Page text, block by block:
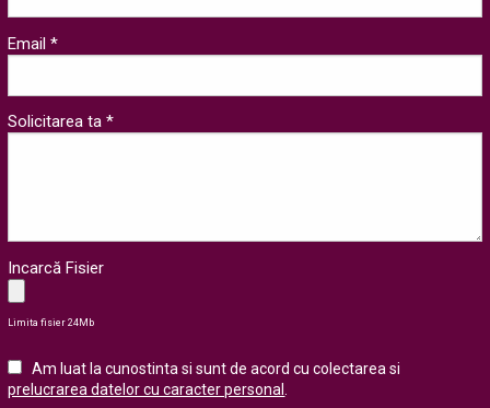
Email *
Solicitarea ta *
Incarcă Fisier
Limita fisier 24Mb
Am luat la cunostinta si sunt de acord cu colectarea si
prelucrarea datelor cu caracter personal